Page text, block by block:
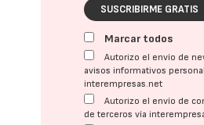
SUSCRIBIRME GRATIS
Marcar todos
Autorizo el envío de
avisos informativos
interempresas.net
Autorizo el envío de
de terceros vía